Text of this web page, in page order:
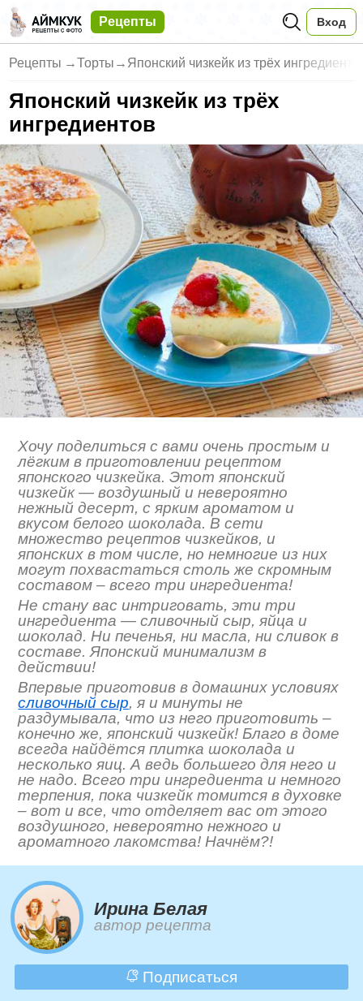
Рецепты Вход
Рецепты →Торты → Японский чизкейк из трёх
Японский чизкейк из трёх
ингредиентов
Хочу поделиться с вами очень простым и
лёгким в приготовлении рецептом
японского чизкейка. Этот японский
чизкейк — воздушный и невероятно
нежный десерт, с ярким ароматом и
вкусом белого шоколада. В сети
множество рецептов чизкейков, и
японских в том числе, но немногие из них
могут похвастаться столь же скромным
составом – всего три ингредиента!
Не стану вас интриговать, эти три
ингредиента — сливочный сыр, яйца и
шоколад. Ни печенья, ни масла, ни сливок в
составе. Японский минимализм в
действии!
Впервые приготовив в домашних условиях
сливочный сыр, я и минуты не
раздумывала, что из него приготовить –
конечно же, японский чизкейк! Благо в доме
всегда найдётся плитка шоколада и
несколько яиц. А ведь большего для него и
не надо. Всего три ингредиента и немного
терпения, пока чизкейк томится в духовке
– вот и все, что отделяет вас от этого
воздушного, невероятно нежного и
ароматного лакомства! Начнём?!
Ирина Белая
автор рецепта
Подписаться